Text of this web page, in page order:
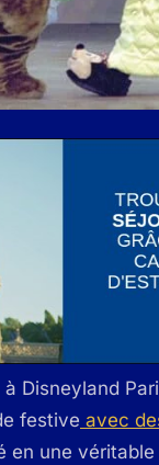
Disneyland
festive avec
en une